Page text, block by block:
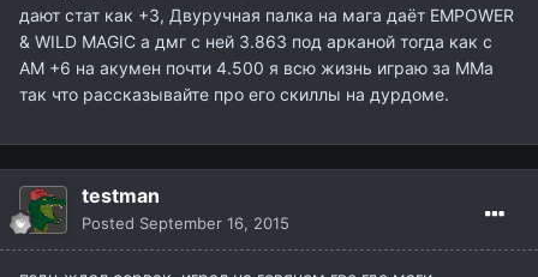
дают стат как +3, Двуручная палка на мага даёт EMPOWER
& WILD MAGIC а дмг с ней 3.863 под арканой тогда как с
АМ +6 на акумен почти 4.500 я всю жизнь играю за ММа
так что рассказывайте про его скиллы на дурдоме.
testman
Posted September 16, 2015